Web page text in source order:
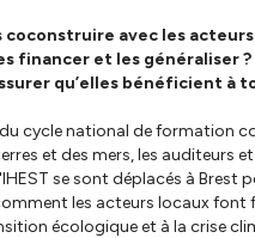
coconstruire avec les
financer et les généraliser ?
qu’elles bénéficient à
cycle national de formation
et des mers, les auditeurs et
se sont déplacés à Brest
les acteurs locaux font
écologique et à la crise